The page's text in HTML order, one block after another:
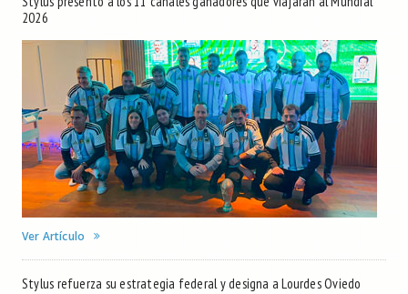
2026
Ver Artículo
Stylus refuerza su estrategia federal y designa a Lourdes Oviedo